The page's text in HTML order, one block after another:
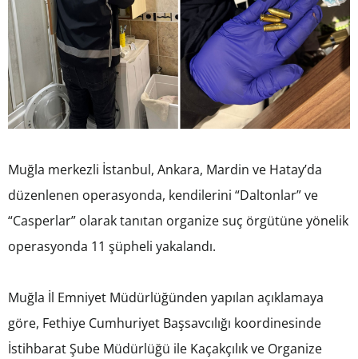
Muğla merkezli İstanbul, Ankara, Mardin ve Hatay’da
düzenlenen operasyonda, kendilerini “Daltonlar” ve
“Casperlar” olarak tanıtan organize suç örgütüne yönelik
operasyonda 11 şüpheli yakalandı.
Muğla İl Emniyet Müdürlüğünden yapılan açıklamaya
göre, Fethiye Cumhuriyet Başsavcılığı koordinesinde
İstihbarat Şube Müdürlüğü ile Kaçakçılık ve Organize